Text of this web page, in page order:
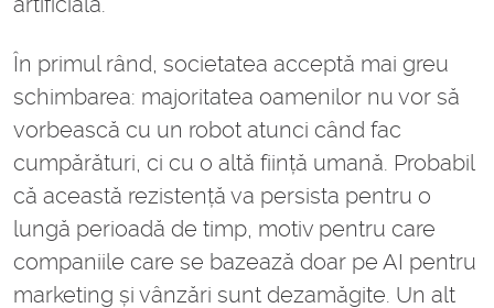
În primul rând, societatea acceptă mai greu
schimbarea: majoritatea oamenilor nu vor să
vorbească cu un robot atunci când fac
cumpărături, ci cu o altă ființă umană. Probabil
că această rezistență va persista pentru o
lungă perioadă de timp, motiv pentru care
companiile care se bazează doar pe AI pentru
marketing și vânzări sunt dezamăgite. Un alt